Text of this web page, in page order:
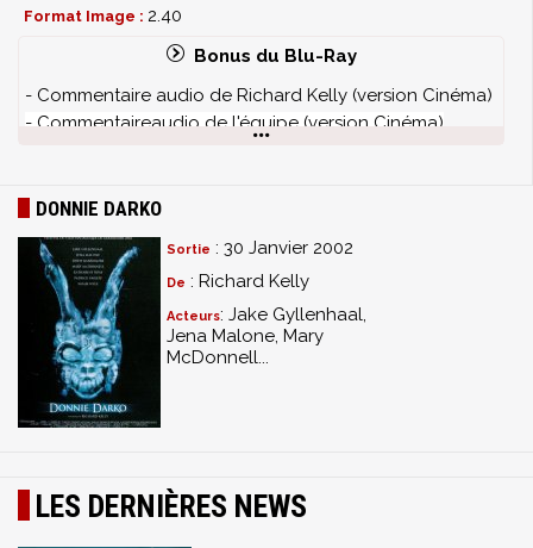
Format Image : 2.40
Bonus du Blu-Ray
- Commentaire audio de Richard Kelly (version Cinéma)
- Commentaireaudio de l'équipe (version Cinéma)
- "They Made Me Do It Too" : reportage sur le "culte" de
Donnie Darko
- Galerie photo
- Journal de production : documentaire sur le film avec
commentaires facultatifs de Steven Poster, directeur de
la photographie
- Prises alternatives
- Interviews des comédiens et de l'équipe
- Scènes supplémentaires : 20 scènes avec
- Spots TV Original X 5
DONNIE DARKO
Sortie : 30 Janvier 2002
De : Richard Kelly
Acteurs: Jake Gyllenhaal,
Jena Malone, Mary
McDonnell...
LES DERNIÈRES NEWS